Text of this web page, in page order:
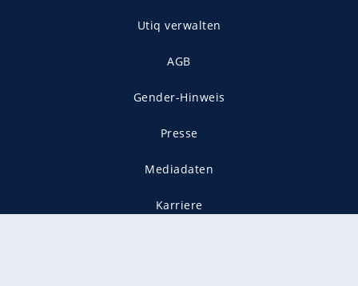
Utiq verwalten
AGB
Gender-Hinweis
Presse
Mediadaten
Karriere